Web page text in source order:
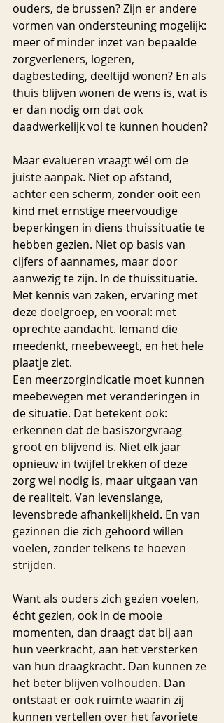
ouders, de brussen? Zijn er andere
vormen van ondersteuning mogelijk:
meer of minder inzet van bepaalde
zorgverleners, logeren,
dagbesteding, deeltijd wonen? En als
thuis blijven wonen de wens is, wat is
er dan nodig om dat ook
daadwerkelijk vol te kunnen houden?
Maar evalueren vraagt wél om de
juiste aanpak. Niet op afstand,
achter een scherm, zonder ooit een
kind met ernstige meervoudige
beperkingen in diens thuissituatie te
hebben gezien. Niet op basis van
cijfers of aannames, maar door
aanwezig te zijn. In de thuissituatie.
Met kennis van zaken, ervaring met
deze doelgroep, en vooral: met
oprechte aandacht. Iemand die
meedenkt, meebeweegt, en het hele
plaatje ziet.
Een meerzorgindicatie moet kunnen
meebewegen met veranderingen in
de situatie. Dat betekent ook:
erkennen dat de basiszorgvraag
groot en blijvend is. Niet elk jaar
opnieuw in twijfel trekken of deze
zorg wel nodig is, maar uitgaan van
de realiteit. Van levenslange,
levensbrede afhankelijkheid. En van
gezinnen die zich gehoord willen
voelen, zonder telkens te hoeven
strijden.
Want als ouders zich gezien voelen,
écht gezien, ook in de mooie
momenten, dan draagt dat bij aan
hun veerkracht, aan het versterken
van hun draagkracht. Dan kunnen ze
het beter blijven volhouden. Dan
ontstaat er ook ruimte waarin zij
kunnen vertellen over het favoriete